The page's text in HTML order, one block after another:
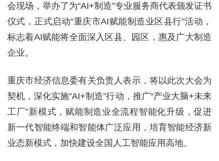
会现场，举办了为“AI+制造”专业服务商代表颁发证书
仪式，正式启动“重庆市AI赋能制造业区县行”活动，
标志着AI赋能将全面深入区县、园区，惠及广大制造
企业。
重庆市经济信息委有关负责人表示，将以此次大会为
契机，深化实施“AI+制造”行动，推广“产业大脑+未来
工厂”新模式，赋能制造业全流程智能化升级，促进
新一代智能终端和智能体广泛应用，培育智能经济新
业态新模式，加快建设全国人工智能应用高地。